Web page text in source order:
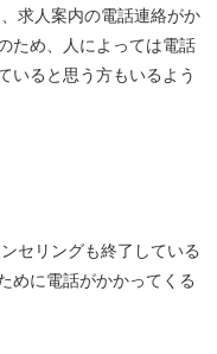
求人案内の電話連絡がか
ため、人によっては電話
いると思う方もいるよう
セリングも終了している
めに電話がかかってくる